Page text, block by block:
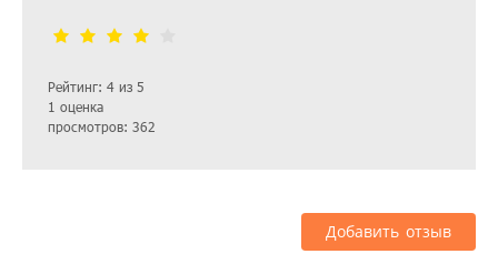
Рейтинг: 4 из 5
1 оценка
просмотров: 362
Добавить отзыв